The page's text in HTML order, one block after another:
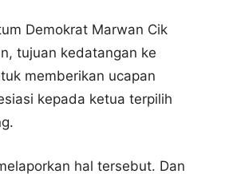
Demokrat Marwan Cik
tujuan kedatangan ke
memberikan ucapan
kepada ketua terpilih
hal tersebut. Dan